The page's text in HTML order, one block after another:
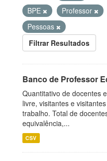
BPE
Professor
Pessoas
Filtrar Resultados
Banco de Professor
Quantitativo de docentes
livre, visitantes e
trabalho. Total de
equivalência,...
CSV